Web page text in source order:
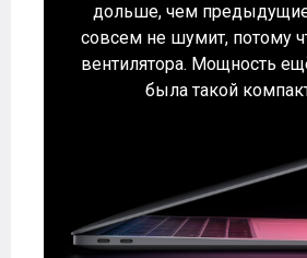
дольше, чем
совсем не шумит, потому
вентилятора. Мощность
была такой